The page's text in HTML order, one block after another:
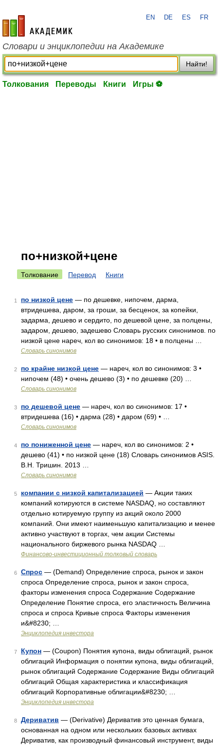
academic.ru
EN DE ES FR
Словари и энциклопедии на Академике
Найти!
Толкования Переводы Книги Игры ⚽
по+низкой+цене
Толкование Перевод Книги
1 по низкой цене — по дешевке, нипочем, дарма,
втридешева, даром, за гроши, за бесценок, за копейки,
задарма, дешево и сердито, по дешевой цене, за полцены,
задаром, дешево, задешево Словарь русских синонимов. по
низкой цене нареч, кол во синонимов: 18 • в полцены …
Словарь синонимов
2 по крайне низкой цене — нареч, кол во синонимов: 3 •
нипочем (48) • очень дешево (3) • по дешевке (20) …
Словарь синонимов
3 по дешевой цене — нареч, кол во синонимов: 17 •
втридешева (16) • дарма (28) • даром (69) • …
Словарь синонимов
4 по пониженной цене — нареч, кол во синонимов: 2 •
дешево (41) • по низкой цене (18) Словарь синонимов ASIS.
В.Н. Тришин. 2013 …
Словарь синонимов
5 компании с низкой капитализацией — Акции таких
компаний котируются в системе NASDAQ, но составляют
отдельно котируемую группу из акций около 2000
компаний. Они имеют наименьшую капитализацию и менее
активно участвуют в торгах, чем акции Системы
национального биржевого рынка NASDAQ …
Финансово-инвестиционный толковый словарь
6 Спрос — (Demand) Определение спроса, рынок и закон
спроса Определение спроса, рынок и закон спроса,
факторы изменения спроса Содержание Содержание
Определение Понятие спроса, его эластичность Величина
спроса и спроса Кривые спроса Факторы изменения
и&#8230; …
Энциклопедия инвестора
7 Купон — (Coupon) Понятия купона, виды облигаций, рынок
облигаций Информация о понятии купона, виды облигаций,
рынок облигаций Содержание Содержание Виды облигаций
облигаций Общая характеристика и классификация
облигаций Корпоративные облигации&#8230; …
Энциклопедия инвестора
8 Дериватив — (Derivative) Дериватив это ценная бумага,
основанная на одном или нескольких базовых активах
Дериватив, как производный финансовый инструмент, виды